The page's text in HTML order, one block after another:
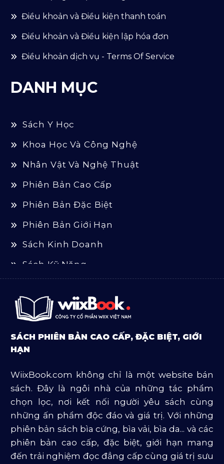
Điều khoản và Điều kiện thanh toán
Điểu khoản và Điều kiện lập hóa đơn
Điều khoản dịch vụ - Terms Of Service
DANH MỤC
Sách Y Học
Khoa Học Và Công Nghệ
Nhân Vật Và Nghệ Thuật
Phiên Bản Cao Cấp
Phiên Bản Đặc Biệt
Phiên Bản Giới Hạn
Sách Kinh Doanh
Sách Kỹ Năng
Sách Ngoại Văn
Sách Tôn Giáo
Sản Phẩm Mở Bán
Văn Học Và Lịch Sử
SÁCH PHIÊN BẢN CAO CẤP, ĐẶC BIỆT, GIỚI
HẠN
WiixBook.com không chỉ là một website bán
sách. Đây là ngôi nhà của những tác phẩm
chọn lọc, nơi kết nối người yêu sách cùng
những ấn phẩm độc đáo và giá trị. Với những
phiên bản sách bìa cứng, bìa vải, bìa da... và các
phiên bản cao cấp, đặc biệt, giới hạn mang
đến trải nghiệm đọc đẳng cấp cùng giá trị sưu